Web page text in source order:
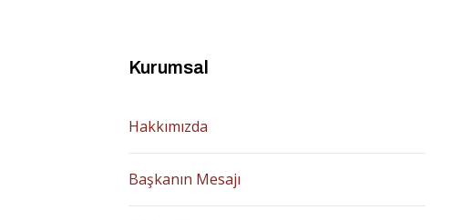
Kurumsal
Hakkımızda
Başkanın Mesajı